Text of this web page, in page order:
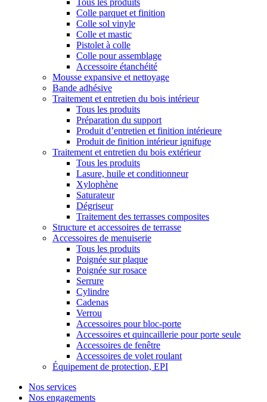
Tous les produits
Colle parquet et finition
Colle sol vinyle
Colle et mastic
Pistolet à colle
Colle pour assemblage
Accessoire étanchéité
Mousse expansive et nettoyage
Bande adhésive
Traitement et entretien du bois intérieur
Tous les produits
Préparation du support
Produit d’entretien et finition intérieure
Produit de finition intérieur ignifuge
Traitement et entretien du bois extérieur
Tous les produits
Lasure, huile et conditionneur
Xylophène
Saturateur
Dégriseur
Traitement des terrasses composites
Structure et accessoires de terrasse
Accessoires de menuiserie
Tous les produits
Poignée sur plaque
Poignée sur rosace
Serrure
Cylindre
Cadenas
Verrou
Accessoires pour bloc-porte
Accessoires et quincaillerie pour porte seule
Accessoires de fenêtre
Accessoires de volet roulant
Équipement de protection, EPI
Nos services
Nos engagements